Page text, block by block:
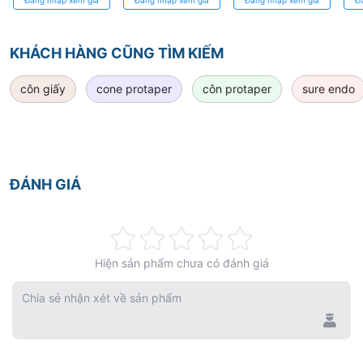
chính xác
ISO
Ống Tủy
KHÁCH HÀNG CŨNG TÌM KIẾM
côn giấy cone protaper côn protaper sure endo
ĐÁNH GIÁ
0%
Hiện sản phẩm chưa có đánh giá
Chia sẻ nhận xét về sản phẩm